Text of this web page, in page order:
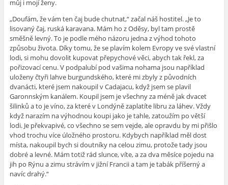
můj i mojí ženy.
„Doufám, že vám ten čaj bude chutnat,“ začal náš hostitel. „Je to
lisovaný čaj, ruská karavana. Mám ho z Oděsy, byl tam prostě
směšně levný. To je podle mého názoru jedna z výhod tohoto
způsobu života. Díky tomu, že se plavím kolem Evropy ve své vlastní
lodi, si mohu dovolit kupovat přepychové věci, abych tak řekl, za
pořizovací cenu. V podpalubí pod vašima nohama jsou například
uloženy čtyři lahve burgundského, které mi zbyly z původních
dvanácti, které jsem nakoupil v Cadajacu, když jsem se plavil
Garonnským kanálem. Koupil jsem je všechny za méně jak dvacet
šilinků a to je víno, za které v Londýně zaplatíte libru za láhev. Vždy
když narazím na výhodnou koupi jako je tahle, zatoužím po větší
lodi. Je překvapivé, co všechno se sem vejde, ale opravdu by mi přišlo
vhod trochu více úložného prostoru. Kdybych například měl dost
místa, nakoupil bych si doutníky na celou zimu, protože tady jsou
dobré a levné. Mám totiž rád slunce, víte, a za dva měsíce pojedu na
jih po Rýnu a zimu strávím v jižní Francii a tam je tabák příšerný a
navíc drahý.“